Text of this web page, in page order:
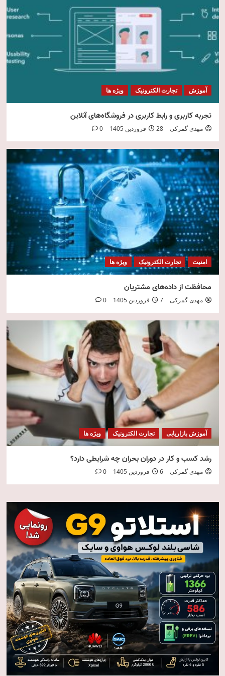
5
امنیت فناوری اطلاعات
آموزش تجارت الکترونیک ویژه ها
تجربه کاربری و رابط کاربری در فروشگاه‌های آنلاین
مهدی گمرکی 28 فروردین 1405 0
امنیت تجارت الکترونیک ویژه ها
محافظت از داده‌های مشتریان
مهدی گمرکی 7 فروردین 1405 0
آموزش بازاریابی تجارت الکترونیک ویژه ها
رشد کسب و کار در دوران بحران چه شرایطی دارد؟
مهدی گمرکی 6 فروردین 1405 0